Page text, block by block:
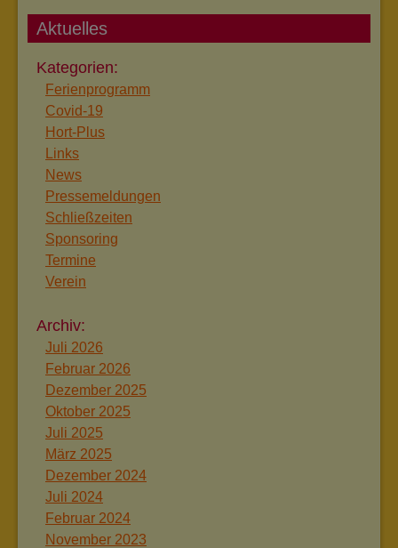
Aktuelles
Ferienprogramm
Covid-19
Hort-Plus
Links
News
Pressemeldungen
Schließzeiten
Sponsoring
Termine
Verein
Juli 2026
Februar 2026
Dezember 2025
Oktober 2025
Juli 2025
März 2025
Dezember 2024
Juli 2024
Februar 2024
November 2023